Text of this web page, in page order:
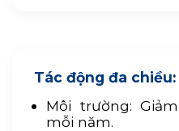
Tác động đa chiều:
Môi trường:
mỗi năm.